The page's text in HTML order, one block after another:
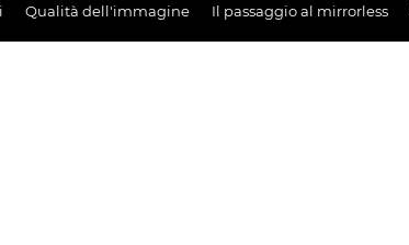
Qualità dell'immagine Il passaggio al mirrorless